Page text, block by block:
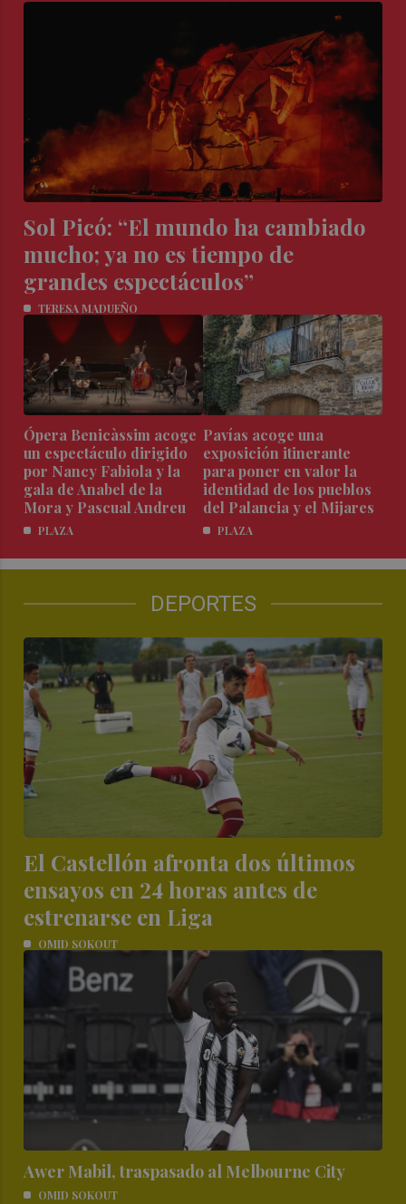
Sol Picó: “El mundo ha cambiado
mucho; ya no es tiempo de
grandes espectáculos”
TERESA MADUEÑO
Ópera Benicàssim acoge
un espectáculo dirigido
por Nancy Fabiola y la
gala de Anabel de la
Mora y Pascual Andreu
PLAZA
Pavías acoge una
exposición itinerante
para poner en valor la
identidad de los pueblos
del Palancia y el Mijares
PLAZA
DEPORTES
El Castellón afronta dos últimos
ensayos en 24 horas antes de
estrenarse en Liga
OMID SOKOUT
Awer Mabil, traspasado al Melbourne City
OMID SOKOUT